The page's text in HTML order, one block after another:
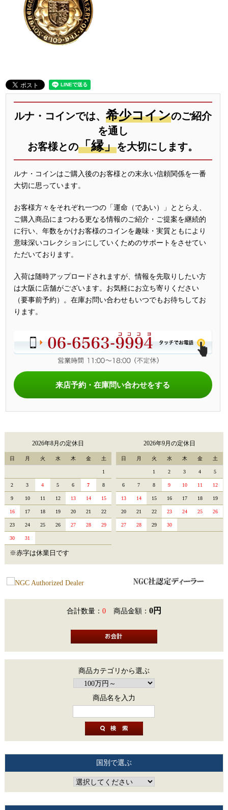
ルナ・コインでは、 希少コインのご紹介
を通し
お客様との「縁」を大切にします。
ルナ・コインはご購入後のお客様との末永い信頼関係を一番
大切に思っています。
お客様方々をそれぞれ一つの「運命（であい）」ととらえ、
ご購入商品にまつわる更なる情報のご紹介・ご提案を継続的
に行い、年数をかけお客様のコインを趣味・実質ともにより
意味深いコレクションにしていくためのサポートをさせてい
ただいております。
入荷は随時アップロードされますが、情報を先取りしたい方
は大阪に店舗がございます。お気軽にお立ち寄りください
（要事前予約）。在庫お問い合わせもいつでもお待ちしてお
ります。
来店予約・在庫問い合わせをする
2026年8月の定休日
日 月 火 水 木 金 土
1
2 3 4 5 6 7 8
9 10 11 12 13 14 15
16 17 18 19 20 21 22
23 24 25 26 27 28 29
30 31
2026年9月の定休日
日 月 火 水 木 金 土
1 2 3 4 5
6 7 8 9 10 11 12
13 14 15 16 17 18 19
20 21 22 23 24 25 26
27 28 29 30
※赤字は休業日です
合計数量： 0 商品金額： 0円
商品カテゴリから選ぶ
商品名を入力
国別で選ぶ